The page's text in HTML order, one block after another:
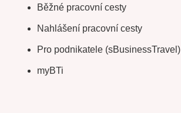
Běžné pracovní cesty
Nahlášení pracovní cesty
Pro podnikatele (sBusinessTravel)
myBTi